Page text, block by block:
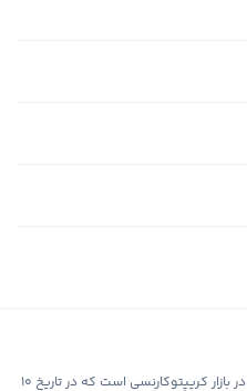
ارز دیجیتال ولیو دیفای یا VALUE، ارزی نوپا در بازار کریپتوکارنسی است که در تاریخ ۱۰